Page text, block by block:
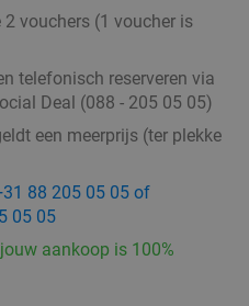
9.4 star
Regulier €33,50
€16,75
bij Bregje Amersfoort
Vr
vouchers (1 voucher is
telefonisch reserveren via
Deal (088 - 205 05 05)
een meerprijs (ter plekke
88 205 05 05 of
05 05
aankoop is 100%